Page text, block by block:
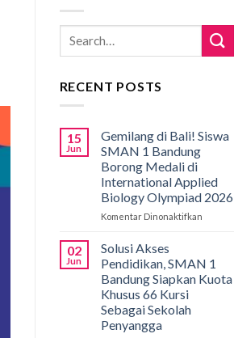
RECENT POSTS
15
Jun
Gemilang di Bali! Siswa
SMAN 1 Bandung
Borong Medali di
International Applied
Biology Olympiad 2026
Komentar Dinonaktifkan
Bali!
Siswa
SMAN
02
Jun
Solusi Akses
Pendidikan, SMAN 1
Bandung Siapkan Kuota
Khusus 66 Kursi
Sebagai Sekolah
Penyangga